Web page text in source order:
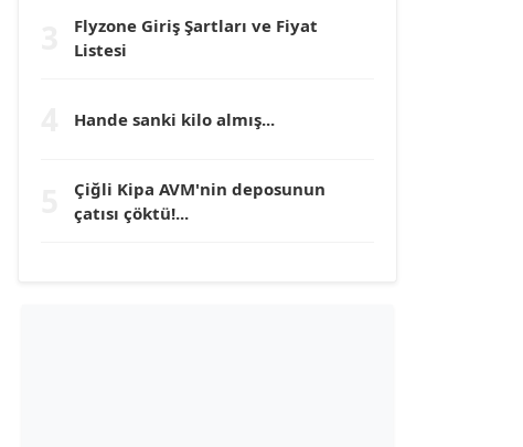
Köşe Yazarı
Flyzone Giriş Şartları ve Fiyat
Listesi
Hande sanki kilo almış...
Çiğli Kipa AVM'nin deposunun
çatısı çöktü!...